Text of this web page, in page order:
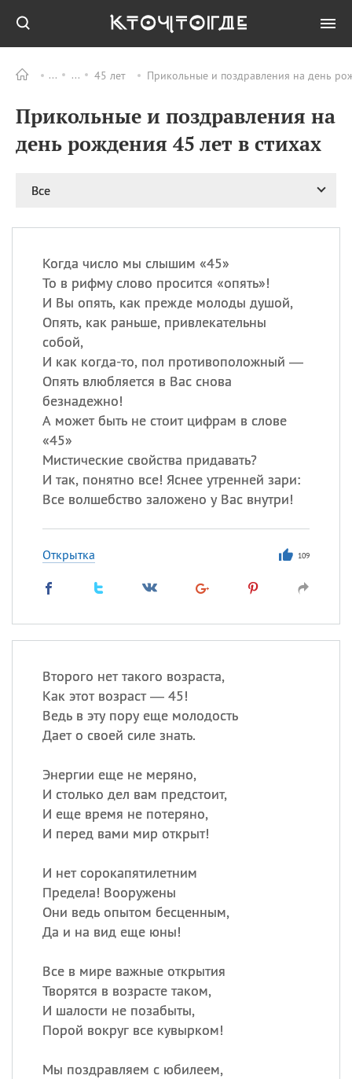
45 лет Прикольные и поздравления на день
Прикольные и поздравления на
день рождения 45 лет в стихах
Все
Когда число мы слышим «45»
То в рифму слово просится «опять»!
И Вы опять, как прежде молоды душой,
Опять, как раньше, привлекательны
собой,
И как когда-то, пол противоположный —
Опять влюбляется в Вас снова
безнадежно!
А может быть не стоит цифрам в слове
«45»
Мистические свойства придавать?
И так, понятно все! Яснее утренней зари:
Все волшебство заложено у Вас внутри!
Открытка 109
Второго нет такого возраста,
Как этот возраст — 45!
Ведь в эту пору еще молодость
Дает о своей силе знать.
Энергии еще не меряно,
И столько дел вам предстоит,
И еще время не потеряно,
И перед вами мир открыт!
И нет сорокапятилетним
Предела! Вооружены
Они ведь опытом бесценным,
Да и на вид еще юны!
Все в мире важные открытия
Творятся в возрасте таком,
И шалости не позабыты,
Порой вокруг все кувырком!
Мы поздравляем с юбилеем,
ПРАЗДНИКИ Все
11.08 Рождество святителя
Николая Чудотворца
11.08 День «мусорной еды»
праздник
12.08 День
Военно‑воздушных сил
(День ВВС) РФ
Сегодня празднуют именины
Акакий, Василий,Иван
Алена,Анастасия,
Антонина, Еще
Посмотреть значениеи